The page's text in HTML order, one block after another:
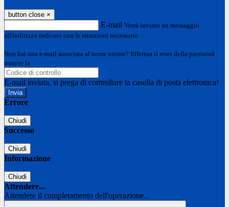
button close ×
E-mail Verrà inviato un messaggio
all'indirizzo indicato con le istruzioni necessarie.
Non hai una e-mail associata al nome utente? Effettua il reset della password
tramite la
E-mail inviata, si prega di controllare la casella di posta elettronica!
Errore
Chiudi
Successo
Chiudi
Informazione
Chiudi
Attendere...
Attendere il completamento dell'operazione...